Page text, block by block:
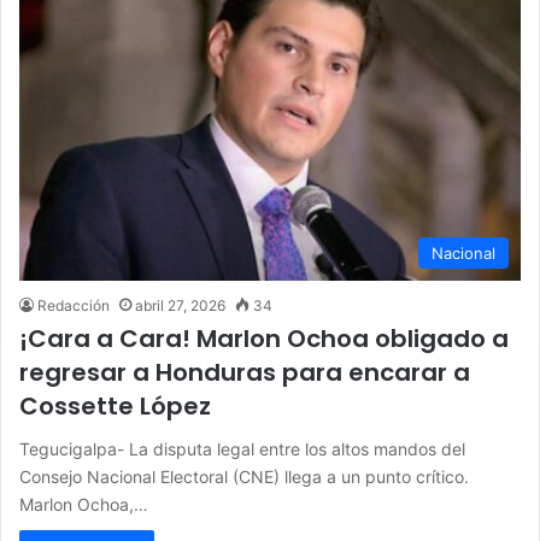
Nacional
Redacción abril 27, 2026 34
¡Cara a Cara! Marlon Ochoa obligado a
regresar a Honduras para encarar a
Cossette López
Tegucigalpa- La disputa legal entre los altos mandos del
Consejo Nacional Electoral (CNE) llega a un punto crítico.
Marlon Ochoa,…